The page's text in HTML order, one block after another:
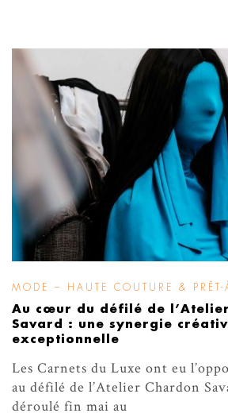
MODE – HAUTE COUTURE & PRÊT-
Au cœur du défilé de
Savard : une synergie
exceptionnelle
Les Carnets du Luxe ont eu
au défilé de l’Atelier Chardon
déroulé fin mai au